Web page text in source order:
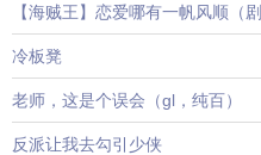
【海贼王】恋爱哪有一帆风顺（剧
冷板凳
老师，这是个误会（gl，纯百）
反派让我去勾引少侠